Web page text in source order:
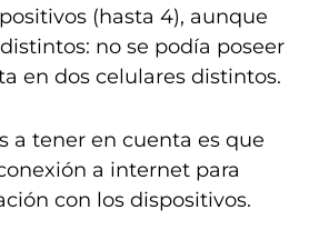
(hasta 4), aunque
no se podía poseer
en dos celulares distintos.
a tener en cuenta es que
a internet para
con los dispositivos.